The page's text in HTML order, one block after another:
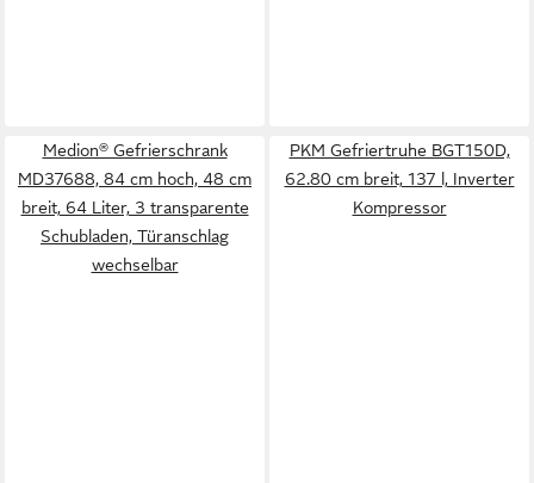
Medion® Gefrierschrank
MD37688, 84 cm hoch, 48 cm
breit, 64 Liter, 3 transparente
Schubladen, Türanschlag
wechselbar
PKM Gefriertruhe BGT150D,
62.80 cm breit, 137 l, Inverter
Kompressor